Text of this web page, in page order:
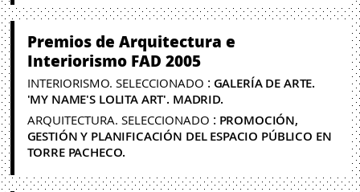
Premios de Arquitectura e
Interiorismo FAD 2005
INTERIORISMO. SELECCIONADO : GALERÍA DE ARTE.
'MY NAME'S LOLITA ART'. MADRID.
ARQUITECTURA. SELECCIONADO : PROMOCIÓN,
GESTIÓN Y PLANIFICACIÓN DEL ESPACIO PÚBLICO EN
TORRE PACHECO.